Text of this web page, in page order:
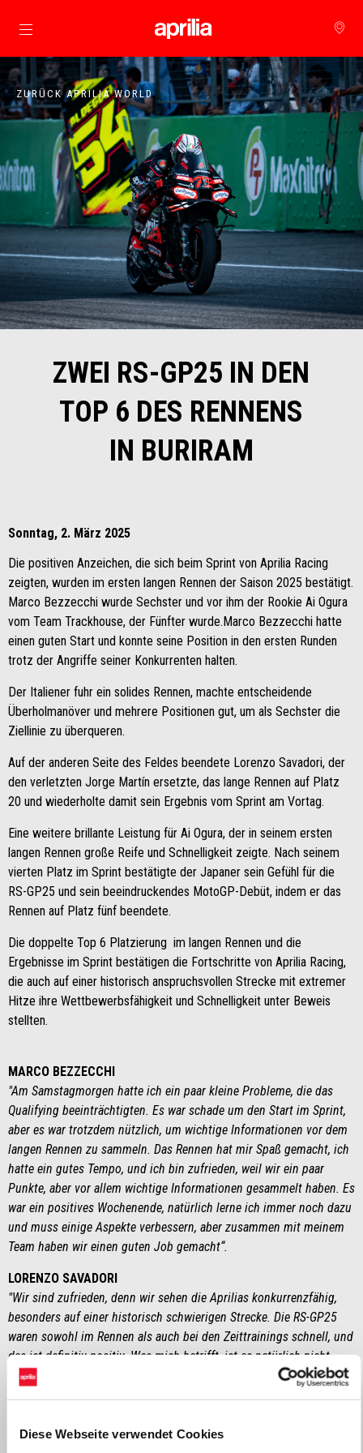
Diese Webseite verwendet Cookies
zurück zum Hauptinhalt
ZURÜCK APRILIA WORLD
ZWEI RS-GP25 IN DEN
TOP 6 DES RENNENS
IN BURIRAM
Sonntag, 2. März 2025
Die positiven Anzeichen, die sich beim Sprint von Aprilia Racing
zeigten, wurden im ersten langen Rennen der Saison 2025 bestätigt.
Marco Bezzecchi wurde Sechster und vor ihm der Rookie Ai Ogura
vom Team Trackhouse, der Fünfter wurde.Marco Bezzecchi hatte
einen guten Start und konnte seine Position in den ersten Runden
trotz der Angriffe seiner Konkurrenten halten.
Der Italiener fuhr ein solides Rennen, machte entscheidende
Überholmanöver und mehrere Positionen gut, um als Sechster die
Ziellinie zu überqueren.
Auf der anderen Seite des Feldes beendete Lorenzo Savadori, der
den verletzten Jorge Martín ersetzte, das lange Rennen auf Platz
20 und wiederholte damit sein Ergebnis vom Sprint am Vortag.
Eine weitere brillante Leistung für Ai Ogura, der in seinem ersten
langen Rennen große Reife und Schnelligkeit zeigte. Nach seinem
vierten Platz im Sprint bestätigte der Japaner sein Gefühl für die
RS-GP25 und sein beeindruckendes MotoGP-Debüt, indem er das
Rennen auf Platz fünf beendete.
Die doppelte Top 6 Platzierung im langen Rennen und die
Ergebnisse im Sprint bestätigen die Fortschritte von Aprilia Racing,
die auch auf einer historisch anspruchsvollen Strecke mit extremer
Hitze ihre Wettbewerbsfähigkeit und Schnelligkeit unter Beweis
stellten.
MARCO BEZZECCHI
"Am Samstagmorgen hatte ich ein paar kleine Probleme, die das
Qualifying beeinträchtigten. Es war schade um den Start im Sprint,
aber es war trotzdem nützlich, um wichtige Informationen vor dem
langen Rennen zu sammeln. Das Rennen hat mir Spaß gemacht, ich
hatte ein gutes Tempo, und ich bin zufrieden, weil wir ein paar
Punkte, aber vor allem wichtige Informationen gesammelt haben. Es
war ein positives Wochenende, natürlich lerne ich immer noch dazu
und muss einige Aspekte verbessern, aber zusammen mit meinem
Team haben wir einen guten Job gemacht“.
LORENZO SAVADORI
"Wir sind zufrieden, denn wir sehen die Aprilias konkurrenzfähig,
besonders auf einer historisch schwierigen Strecke. Die RS-GP25
waren sowohl im Rennen als auch bei den Zeittrainings schnell, und
das ist definitiv positiv. Was mich betrifft, ist es natürlich nicht
einfach, die Feinabstimmung während eines Rennwochenendes
des Motorrads nützlich sein werden.“